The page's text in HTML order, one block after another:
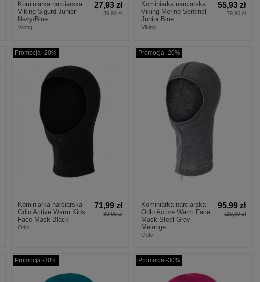
Kominiarka narciarska
Viking Sigurd Junior
Navy/Blue
Viking
27,93 zł
39,90 zł
Kominiarka narciarska
Viking Merino Sentinel
Junior Blue
Viking
55,93 zł
79,90 zł
Promocja -20%
Kominiarka narciarska
Odlo Active Warm Kids
Face Mask Black
Odlo
71,99 zł
89,99 zł
Promocja -20%
Kominiarka narciarska
Odlo Active Warm Face
Mask Steel Grey
Melange
Odlo
95,99 zł
119,99 zł
Promocja -30% Promocja -30%